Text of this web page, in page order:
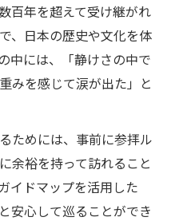
百年を超えて受け継がれ
、日本の歴史や文化を体
中には、「静けさの中で
みを感じて涙が出た」と
ためには、事前に参拝ル
余裕を持って訪れること
イドマップを活用した
安心して巡ることができ